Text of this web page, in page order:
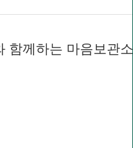
함께하는 마음보관소'